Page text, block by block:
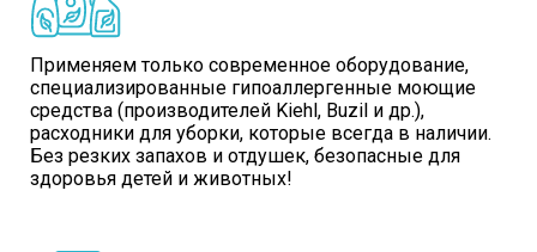
Применяем только современное оборудование,
специализированные гипоаллергенные моющие
средства (производителей Kiehl, Buzil и др.),
расходники для уборки, которые всегда в наличии.
Без резких запахов и отдушек, безопасные для
здоровья детей и животных!